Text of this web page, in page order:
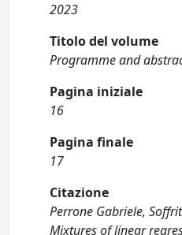
2023
Titolo del volume
Programme and
Pagina iniziale
16
Pagina finale
17
Citazione
Perrone Gabriele,
Mixtures of linear